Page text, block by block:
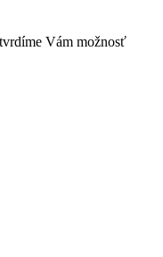
Vám možnosť